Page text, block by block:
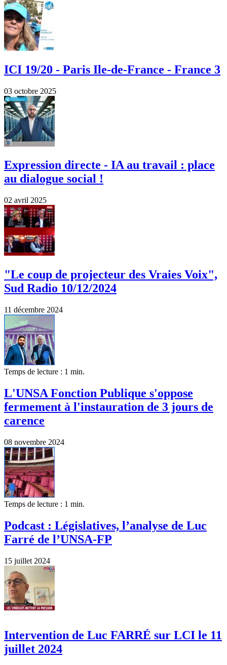
ICI 19/20 - Paris Ile-de-France - France 3
03 octobre 2025
Expression directe - IA au travail : place
au dialogue social !
02 avril 2025
"Le coup de projecteur des Vraies Voix",
Sud Radio 10/12/2024
11 décembre 2024
Temps de lecture : 1 min.
L'UNSA Fonction Publique s'oppose
fermement à l'instauration de 3 jours de
carence
08 novembre 2024
Temps de lecture : 1 min.
Podcast : Législatives, l’analyse de Luc
Farré de l’UNSA-FP
15 juillet 2024
Intervention de Luc FARRÉ sur LCI le 11
juillet 2024